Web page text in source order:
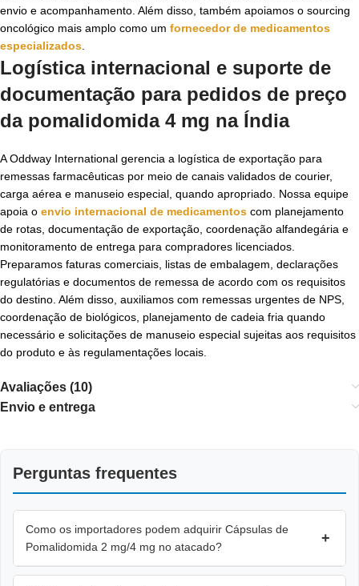
envio e acompanhamento. Além disso, também apoiamos o sourcing
oncológico mais amplo como um fornecedor de medicamentos
especializados
Logística internacional e suporte de
documentação para pedidos de preço
da pomalidomida 4 mg na Índia
A Oddway International gerencia a logística de exportação para
remessas farmacêuticas por meio de canais validados de courier,
carga aérea e manuseio especial, quando apropriado. Nossa equipe
apoia o envio internacional de medicamentos com planejamento
de rotas, documentação de exportação, coordenação alfandegária e
monitoramento de entrega para compradores licenciados.
Preparamos faturas comerciais, listas de embalagem, declarações
regulatórias e documentos de remessa de acordo com os requisitos
do destino. Além disso, auxiliamos com remessas urgentes de NPS,
coordenação de biológicos, planejamento de cadeia fria quando
necessário e solicitações de manuseio especial sujeitas aos requisitos
do produto e às regulamentações locais.
Avaliações (10)
Envio e entrega
Perguntas frequentes
Como os importadores podem adquirir Cápsulas de
Pomalidomida 2 mg/4 mg no atacado?
+